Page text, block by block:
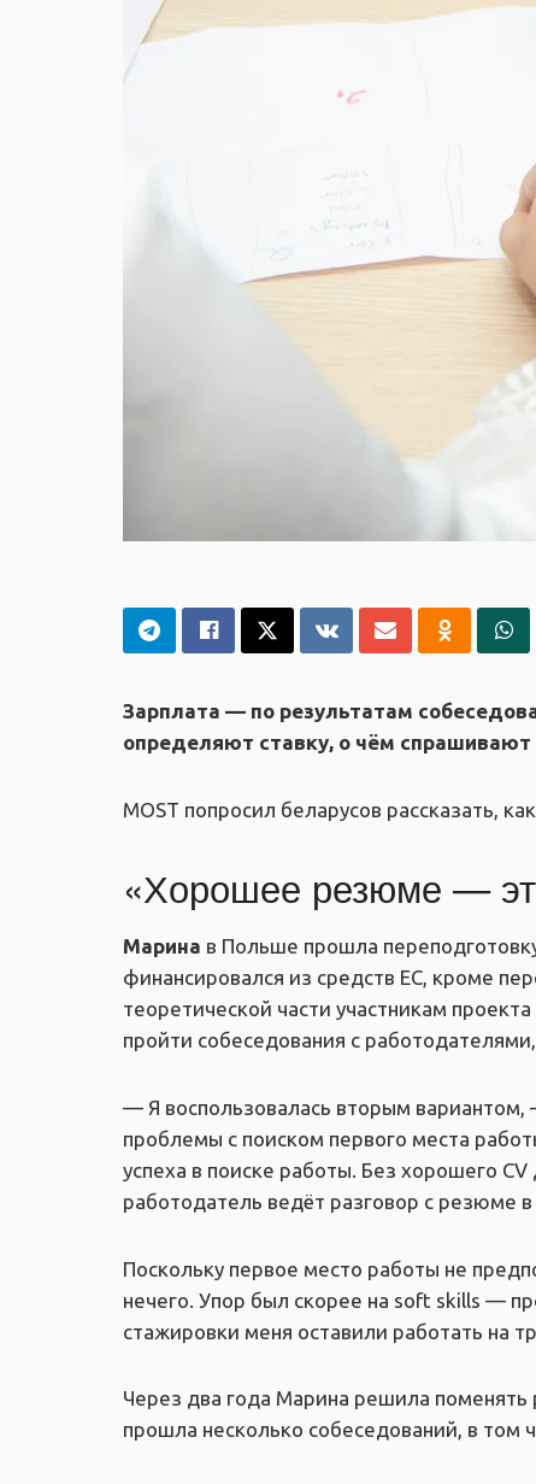
Зарплата — по результатам
определяют ставку, о чём спрашивают
MOST попросил беларусов рассказать,
«Хорошее резюме —
Марина в Польше прошла
финансировался из средств ЕС, кроме
теоретической части участникам
пройти собеседования с
— Я воспользовалась вторым
проблемы с поиском первого места
успеха в поиске работы. Без хорошего
работодатель ведёт разговор с резюме
Поскольку первое место работы не
нечего. Упор был скорее на soft skills —
стажировки меня оставили работать на
Через два года Марина решила
прошла несколько собеседований, в том